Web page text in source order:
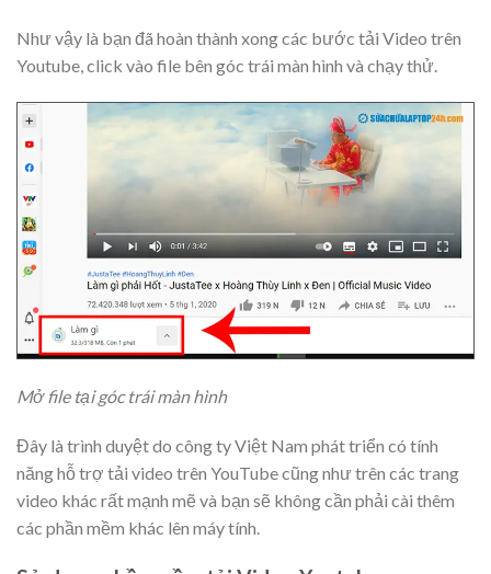
Như vậy là bạn đã hoàn thành xong các bước tải Video trên
Youtube, click vào file bên góc trái màn hình và chạy thử.
Mở file tại góc trái màn hình
Đây là trình duyệt do công ty Việt Nam phát triển có tính
năng hỗ trợ tải video trên YouTube cũng như trên các trang
video khác rất mạnh mẽ và bạn sẽ không cần phải cài thêm
các phần mềm khác lên máy tính.